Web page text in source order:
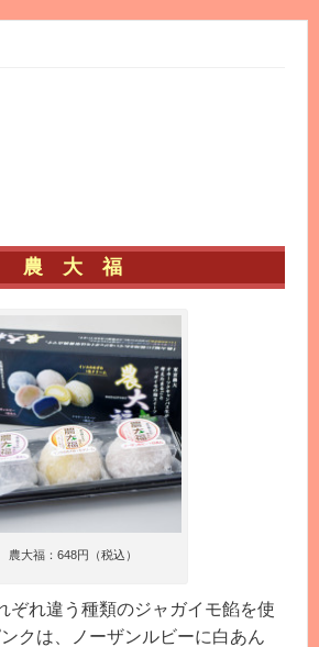
農 大 福
農大福：648円（税込）
ぞれ違う種類のジャガイモ餡を使
クは、ノーザンルビーに白あん